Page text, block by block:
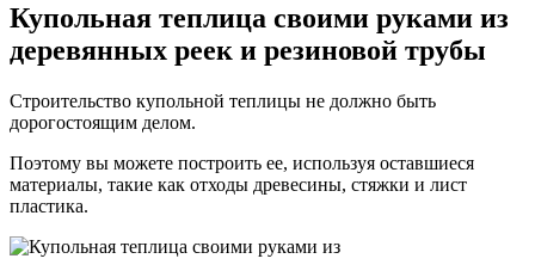
Купольная теплица своими руками из
деревянных реек и резиновой трубы
Строительство купольной теплицы не должно быть
дорогостоящим делом.
Поэтому вы можете построить ее, используя оставшиеся
материалы, такие как отходы древесины, стяжки и лист
пластика.